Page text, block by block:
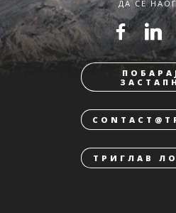
ДА СЕ
ТРИГЛАВ